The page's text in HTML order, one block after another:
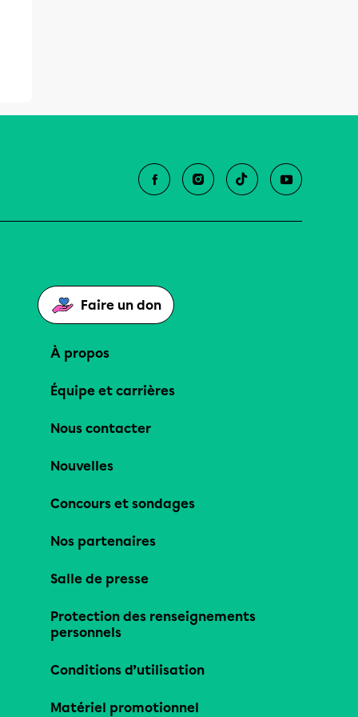
Faire un don
À propos
Équipe et carrières
Nous contacter
Nouvelles
Concours et sondages
Nos partenaires
Salle de presse
Protection des renseignements
personnels
Conditions d’utilisation
Matériel promotionnel